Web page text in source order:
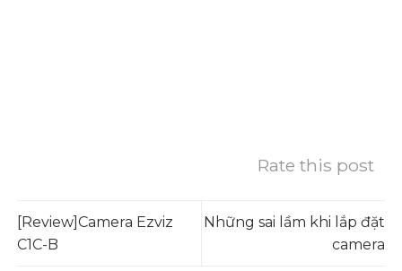
Rate this post
[Review]Camera Ezviz
C1C-B
Những sai lầm khi lắp đặt
camera